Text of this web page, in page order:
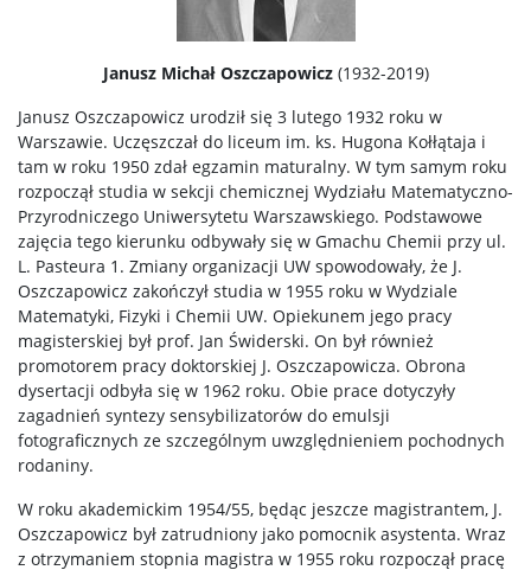
Intranet
Spis pracowników
Strony prywatne
Badania i nauka
Zespoły badawcze
Janusz Michał Oszczapowicz (1932-2019)
Janusz Oszczapowicz urodził się 3 lutego 1932 roku w
Warszawie. Uczęszczał do liceum im. ks. Hugona Kołłątaja i
tam w roku 1950 zdał egzamin maturalny. W tym samym roku
rozpoczął studia w sekcji chemicznej Wydziału Matematyczno-
Przyrodniczego Uniwersytetu Warszawskiego. Podstawowe
zajęcia tego kierunku odbywały się w Gmachu Chemii przy ul.
L. Pasteura 1. Zmiany organizacji UW spowodowały, że J.
Oszczapowicz zakończył studia w 1955 roku w Wydziale
Matematyki, Fizyki i Chemii UW. Opiekunem jego pracy
magisterskiej był prof. Jan Świderski. On był również
promotorem pracy doktorskiej J. Oszczapowicza. Obrona
dysertacji odbyła się w 1962 roku. Obie prace dotyczyły
zagadnień syntezy sensybilizatorów do emulsji
fotograficznych ze szczególnym uwzględnieniem pochodnych
rodaniny.
W roku akademickim 1954/55, będąc jeszcze magistrantem, J.
Oszczapowicz był zatrudniony jako pomocnik asystenta. Wraz
z otrzymaniem stopnia magistra w 1955 roku rozpoczął pracę